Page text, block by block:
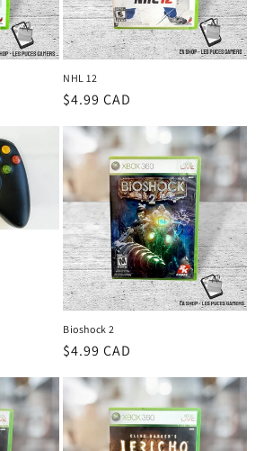
NHL 12
Prix
$4.99 CAD
Bioshock 2
Prix
$4.99 CAD